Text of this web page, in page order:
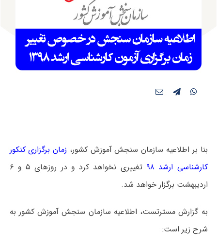
بنا بر اطلاعیه سازمان سنجش آموزش کشور، زمان برگزاری کنکور
کارشناسی ارشد ۹۸
تغییری نخواهد کرد و در روزهای ۵ و ۶
اردیبهشت برگزار خواهد شد.
به گزارش مسترتست، اطلاعیه سازمان سنجش آموزش کشور به
شرح زیر است: